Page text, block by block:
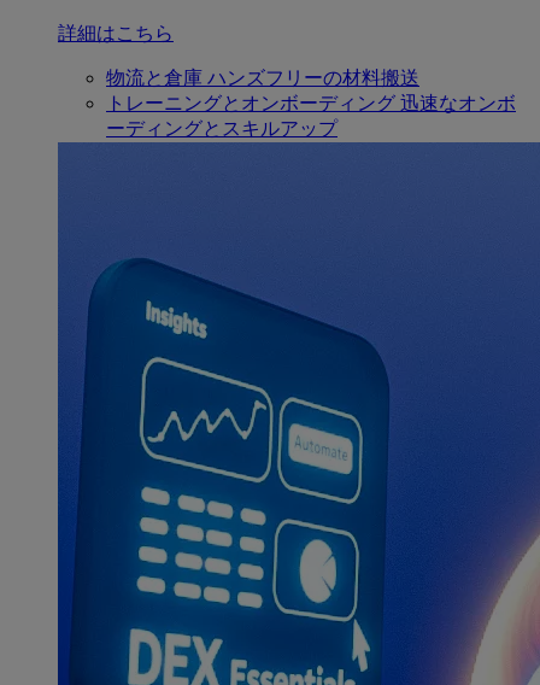
詳細はこちら
物流と倉庫 ハンズフリーの材料搬送
トレーニングとオンボーディング 迅速なオンボ
ーディングとスキルアップ